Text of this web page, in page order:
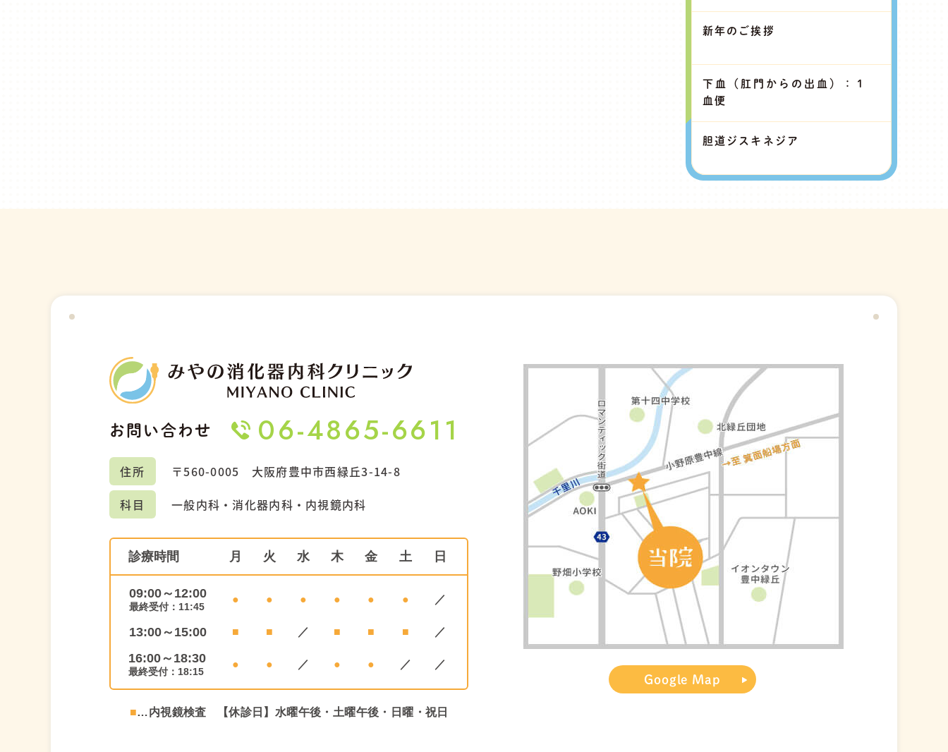
新年のご挨拶
下血（肛門からの出血）：１
血便
胆道ジスキネジア
お問い合わせ 06-4865-6611
住所 〒560-0005 大阪府豊中市西緑丘3-14-8
科目
一般内科・消化器内科・内視鏡内科
診療時間 月 火 水 木 金 土 日
09:00～12:00
最終受付：11:45
● ● ● ● ● ● ／
13:00～15:00 ■ ■ ／ ■ ■ ■ ／
16:00～18:30
最終受付：18:15
● ● ／ ● ● ／ ／
■…内視鏡検査 【休診日】水曜午後・土曜午後・日曜・祝日
Google Map